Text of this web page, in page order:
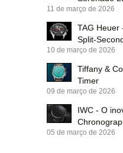
11 de março de 2026
TAG Heuer
Split-
10 de março de 2026
Tiffany &
Timer
09 de março de 2026
IWC - O
05 de março de 2026